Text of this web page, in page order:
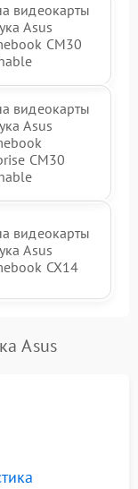
видеокарты
Asus
CM30
видеокарты
Asus
CM30
видеокарты
Asus
CX14
Asus